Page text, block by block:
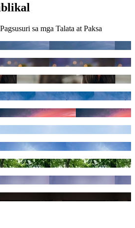
sa mga Talata at Paksa